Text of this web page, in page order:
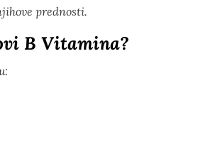
prednosti.
B Vitamina?